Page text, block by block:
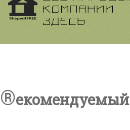
®екомендуемый